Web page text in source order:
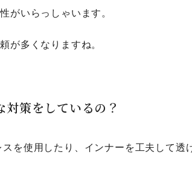
がいらっしゃいます。
が多くなりますね。
策をしているの？
を使用したり、インナーを工夫して透